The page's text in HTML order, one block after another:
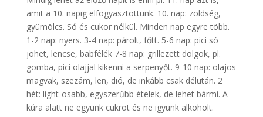
amit a 10. napig elfogyasztottunk. 10. nap: zöldség,
gyümölcs. Só és cukor nélkül. Minden nap egyre több.
1-2 nap: nyers. 3-4 nap: párolt, főtt. 5-6 nap: pici só
jöhet, lencse, babfélék 7-8 nap: grillezett dolgok, pl.
gomba, pici olajjal kikenni a serpenyőt. 9-10 nap: olajos
magvak, szezám, len, dió, de inkább csak délután. 2
hét: light-osabb, egyszerűbb ételek, de lehet bármi. A
kúra alatt ne együnk cukrot és ne igyunk alkoholt.